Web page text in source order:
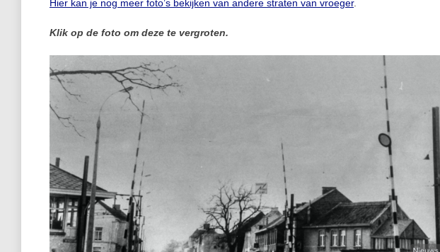
Hier kan je nog meer foto’s bekijken van andere straten van vroeger.
Klik op de foto om deze te vergroten.